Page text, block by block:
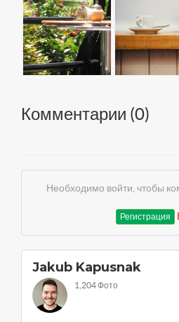
Комментарии (0)
Необходимо войти, чтобы
Регистрация
Jakub Kapusnak
1,204 Фото